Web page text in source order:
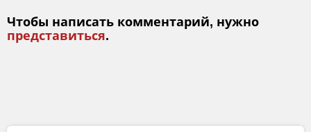
Чтобы написать комментарий, нужно
представиться.